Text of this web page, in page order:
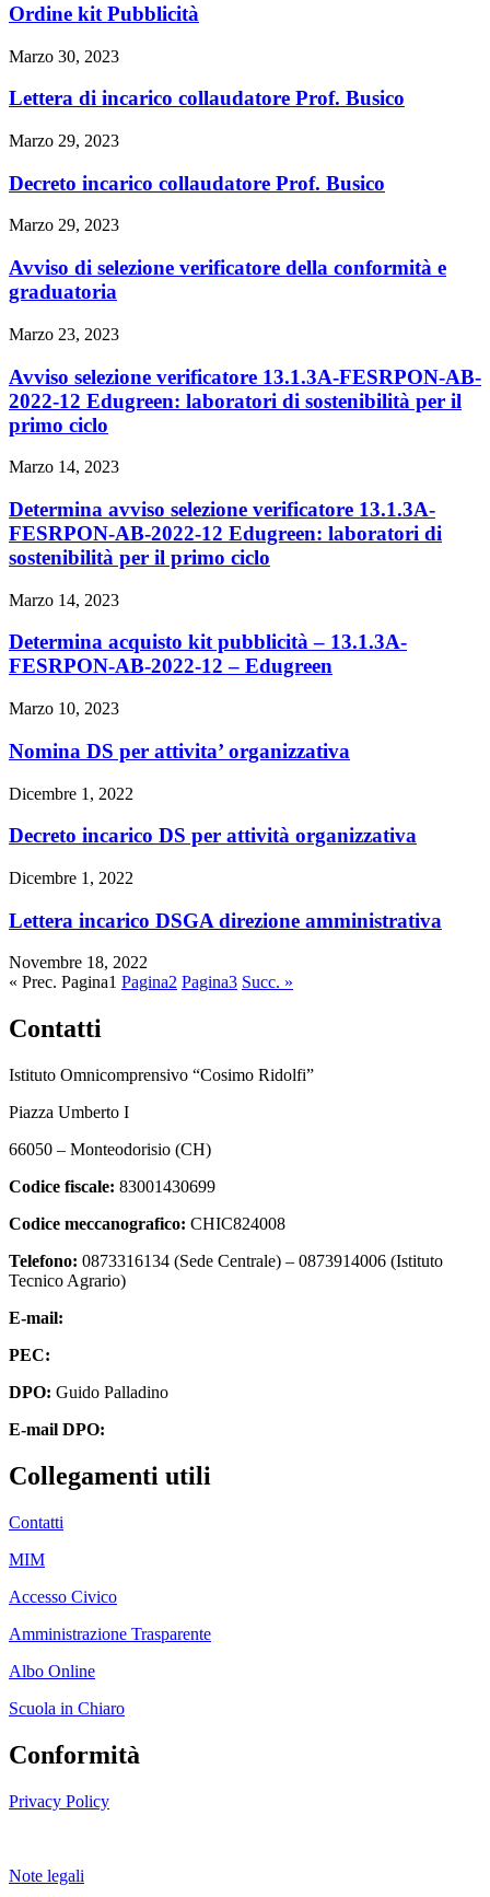
Ordine kit Pubblicità
Marzo 30, 2023
Lettera di incarico collaudatore Prof. Busico
Marzo 29, 2023
Decreto incarico collaudatore Prof. Busico
Marzo 29, 2023
Avviso di selezione verificatore della conformità e
graduatoria
Marzo 23, 2023
Avviso selezione verificatore 13.1.3A-FESRPON-AB-
2022-12 Edugreen: laboratori di sostenibilità per il
primo ciclo
Marzo 14, 2023
Determina avviso selezione verificatore 13.1.3A-
FESRPON-AB-2022-12 Edugreen: laboratori di
sostenibilità per il primo ciclo
Marzo 14, 2023
Determina acquisto kit pubblicità – 13.1.3A-
FESRPON-AB-2022-12 – Edugreen
Marzo 10, 2023
Nomina DS per attivita’ organizzativa
Dicembre 1, 2022
Decreto incarico DS per attività organizzativa
Dicembre 1, 2022
Lettera incarico DSGA direzione amministrativa
Novembre 18, 2022
« Prec. Pagina1 Pagina2 Pagina3 Succ. »
Contatti
Istituto Omnicomprensivo “Cosimo Ridolfi”
Piazza Umberto I
66050 – Monteodorisio (CH)
Codice fiscale: 83001430699
Codice meccanografico: CHIC824008
Telefono: 0873316134 (Sede Centrale) – 0873914006 (Istituto
Tecnico Agrario)
E-mail:
PEC:
DPO: Guido Palladino
E-mail DPO:
Collegamenti utili
Contatti
MIM
Accesso Civico
Amministrazione Trasparente
Albo Online
Scuola in Chiaro
Conformità
Privacy Policy
Note legali